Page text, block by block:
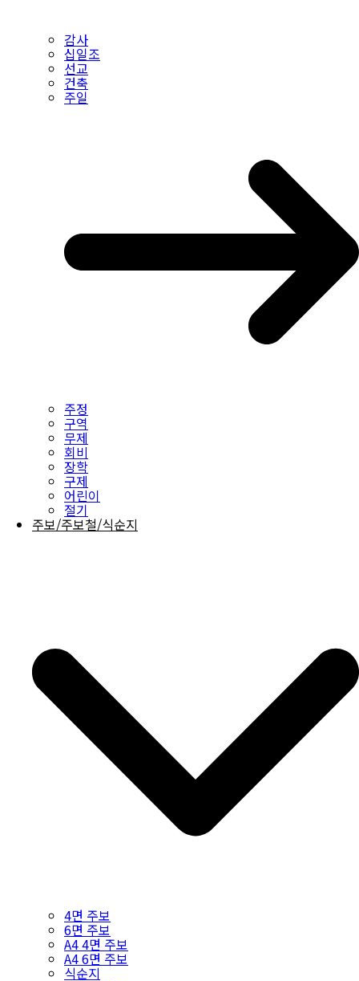
감사
십일조
선교
건축
주일
주정
구역
무제
회비
장학
구제
어린이
절기
주보/주보철/식순지
4면 주보
6면 주보
A4 4면 주보
A4 6면 주보
식순지